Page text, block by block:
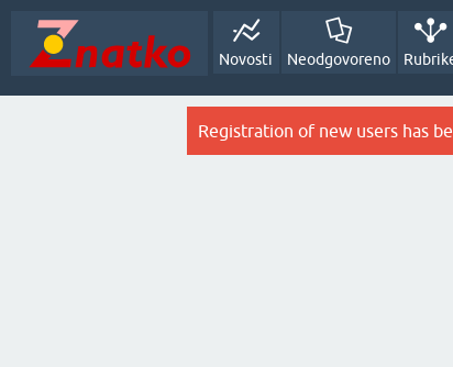
Novosti Neodgovoreno
Registration of new users has